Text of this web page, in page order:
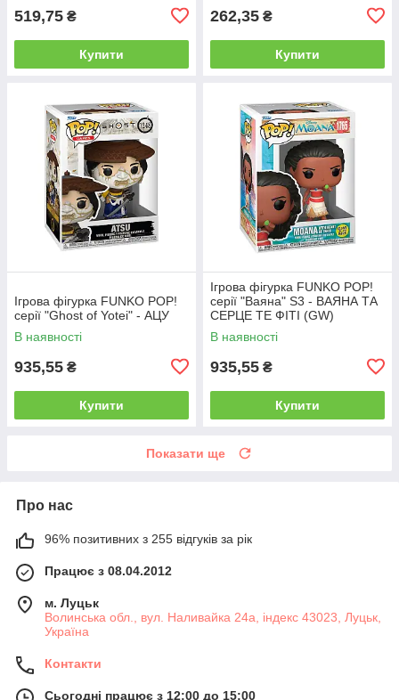
519,75 ₴
Купити
262,35 ₴
Купити
Ігрова фігурка FUNKO POP!
серії "Ghost of Yotei" - АЦУ
В наявності
935,55 ₴
Купити
Ігрова фігурка FUNKO POP!
серії "Ваяна" S3 - ВАЯНА ТА
СЕРЦЕ ТЕ ФІТІ (GW)
В наявності
935,55 ₴
Купити
Показати ще
Про нас
96% позитивних з 255 відгуків за рік
Працює з 08.04.2012
м. Луцьк
Волинська обл., вул. Наливайка 24а, індекс 43023, Луцьк,
Україна
Контакти
Сьогодні працює з 12:00 до 15:00